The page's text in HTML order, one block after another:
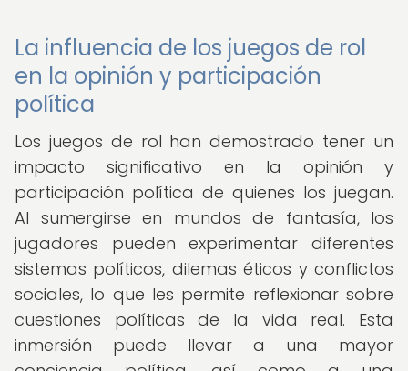
La influencia de los juegos de rol
en la opinión y participación
política
Los juegos de rol han demostrado tener un
impacto significativo en la opinión y
participación política de quienes los juegan.
Al sumergirse en mundos de fantasía, los
jugadores pueden experimentar diferentes
sistemas políticos, dilemas éticos y conflictos
sociales, lo que les permite reflexionar sobre
cuestiones políticas de la vida real. Esta
inmersión puede llevar a una mayor